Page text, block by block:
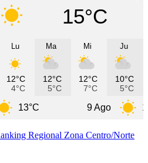
15°C
Lu
12°C
4°C
Ma
12°C
5°C
Mi
12°C
7°C
Ju
10°C
5°C
11°C